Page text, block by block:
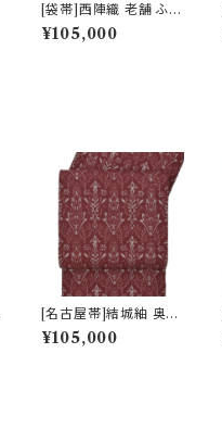
[袋帯]西陣織 老舗 ふく
い 謹製 唐織錦 唐花立
涌文【ママ振袖/ママ振
¥105,000
[名古屋帯]結城紬 奥順
謹製 型紙捺染絣 装飾
華文 八寸帯 正絹 日本
¥105,000